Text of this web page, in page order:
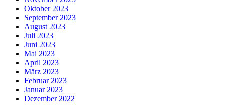
Oktober 2023
September 2023
August 2023
Juli 2023
Juni 2023
Mai 2023
April 2023
März 2023
Februar 2023
Januar 2023
Dezember 2022